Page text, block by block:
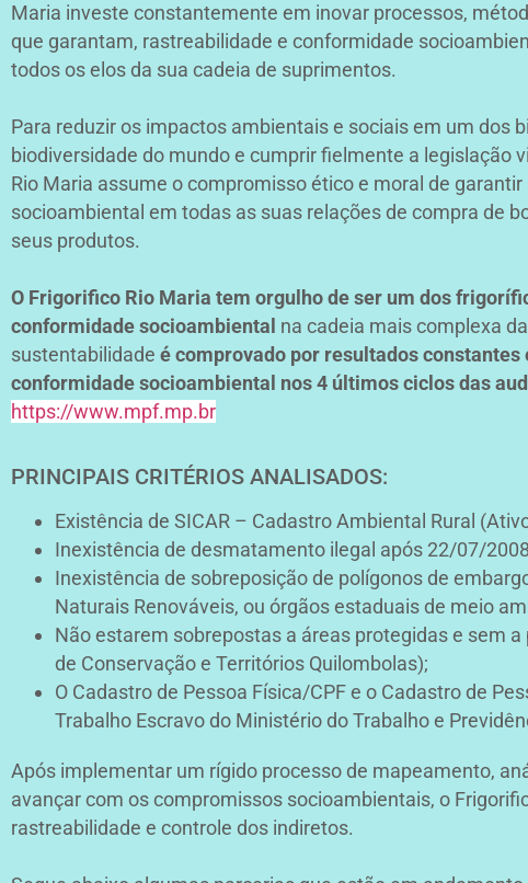
Maria investe constantemente em inovar processos,
que garantam, rastreabilidade e conformidade
todos os elos da sua cadeia de suprimentos.
Para reduzir os impactos ambientais e sociais em um dos
biodiversidade do mundo e cumprir fielmente a legislação
Rio Maria assume o compromisso ético e moral de
socioambiental em todas as suas relações de compra de
seus produtos.
O Frigorifico Rio Maria tem orgulho de ser um dos
conformidade socioambiental na cadeia mais complexa
sustentabilidade é comprovado por resultados
conformidade socioambiental nos 4 últimos ciclos das
https://www.mpf.mp.br
PRINCIPAIS CRITÉRIOS ANALISADOS:
Existência de SICAR – Cadastro Ambiental Rural
Inexistência de desmatamento ilegal após 22/07/
Inexistência de sobreposição de polígonos de
Naturais Renováveis, ou órgãos estaduais de meio
Não estarem sobrepostas a áreas protegidas e sem
de Conservação e Territórios Quilombolas);
O Cadastro de Pessoa Física/CPF e o Cadastro de
Trabalho Escravo do Ministério do Trabalho e
Após implementar um rígido processo de mapeamento,
avançar com os compromissos socioambientais, o
rastreabilidade e controle dos indiretos.